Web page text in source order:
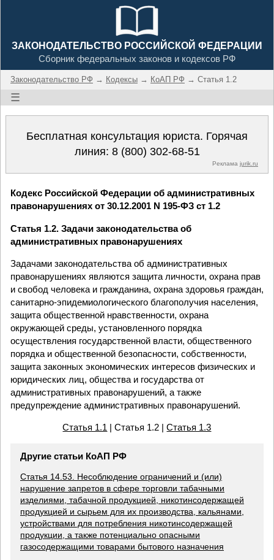
ЗАКОНОДАТЕЛЬСТВО РОССИЙСКОЙ ФЕДЕРАЦИИ
Сборник федеральных законов и кодексов РФ
Законодательство РФ → Кодексы → КоАП РФ → Статья 1.2
☰
Бесплатная консультация юриста. Горячая
линия: 8 (800) 302-68-51
Реклама jurik.ru
Кодекс Российской Федерации об административных
правонарушениях от 30.12.2001 N 195-ФЗ ст 1.2
Статья 1.2. Задачи законодательства об
административных правонарушениях
Задачами законодательства об административных
правонарушениях являются защита личности, охрана прав
и свобод человека и гражданина, охрана здоровья граждан,
санитарно-эпидемиологического благополучия населения,
защита общественной нравственности, охрана
окружающей среды, установленного порядка
осуществления государственной власти, общественного
порядка и общественной безопасности, собственности,
защита законных экономических интересов физических и
юридических лиц, общества и государства от
административных правонарушений, а также
предупреждение административных правонарушений.
Статья 1.1 | Статья 1.2 |Статья 1.3
Другие статьи КоАП РФ
Статья 14.53. Несоблюдение ограничений и (или)
нарушение запретов в сфере торговли табачными
изделиями, табачной продукцией, никотинсодержащей
продукцией и сырьем для их производства, кальянами,
устройствами для потребления никотинсодержащей
продукции, а также потенциально опасными
газосодержащими товарами бытового назначения